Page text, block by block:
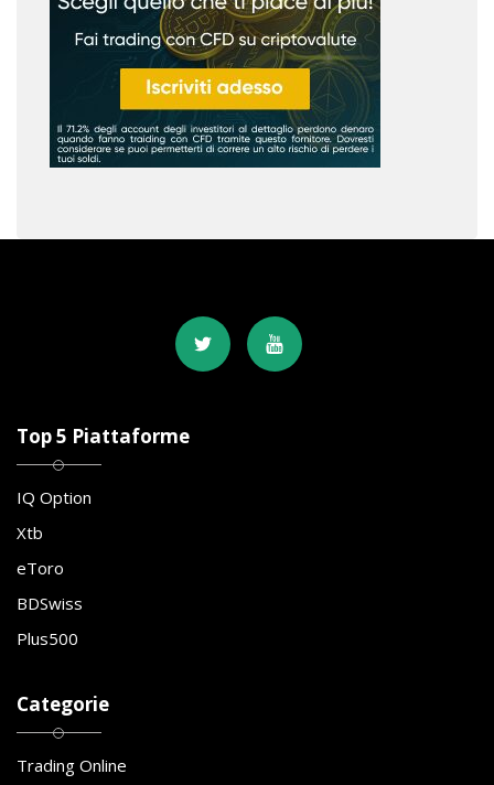
Top 5 Piattaforme
IQ Option
Xtb
eToro
BDSwiss
Plus500
Categorie
Trading Online